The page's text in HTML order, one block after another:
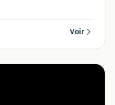
Voir